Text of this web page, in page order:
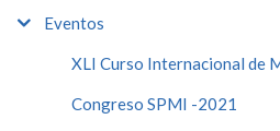
Eventos
XLI Curso Internacional de
Congreso SPMI -2021